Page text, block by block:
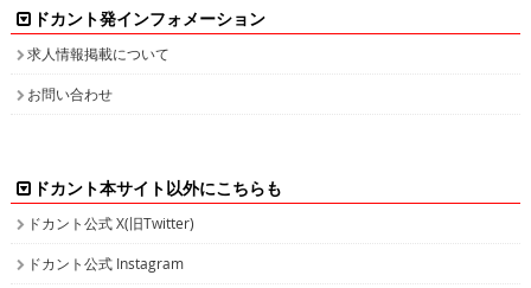
ドカント発インフォメーション
求人情報掲載について
お問い合わせ
ドカント本サイト以外にこちらも
ドカント公式 X(旧Twitter)
ドカント公式 Instagram